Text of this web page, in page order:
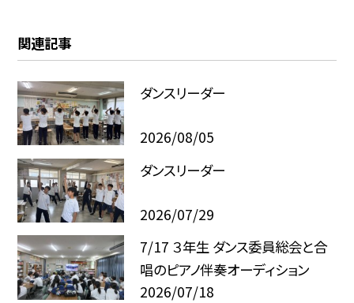
関連記事
ダンスリーダー
2026/08/05
ダンスリーダー
2026/07/29
7/17 ３年生 ダンス委員総会と合
唱のピアノ伴奏オーディション
2026/07/18